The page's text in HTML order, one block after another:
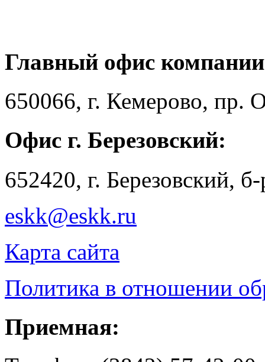
Главный офис
650066, г. Кемерово, пр.
Офис г. Березовский:
652420, г. Березовский,
eskk@eskk.ru
Карта сайта
Политика в отношении
Приемная: